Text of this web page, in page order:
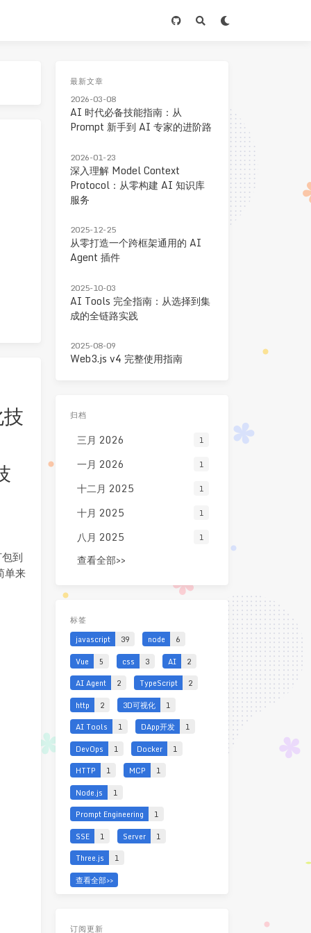
到
单来
最新文章
2026-03-08
AI 时代必备技能指南：从
Prompt 新手到 AI 专家的进阶路
2026-01-23
深入理解 Model Context
Protocol：从零构建 AI 知识库
服务
2025-12-25
从零打造一个跨框架通用的 AI
Agent 插件
2025-10-03
AI Tools 完全指南：从选择到集
成的全链路实践
2025-08-09
Web3.js v4 完整使用指南
归档
三月 2026 1
一月 2026 1
十二月 2025 1
十月 2025 1
八月 2025 1
查看全部>>
标签
javascript
39 node
6
Vue
5 css 3 AI
2
AI Agent
2 TypeScript
2
http
2 3D可视化
1
AI Tools
1 DApp开发
1
DevOps
1 Docker
1
HTTP
1 MCP
1
Node.js
1
Prompt Engineering
1
SSE
1 Server
1
Three.js
1
查看全部>>
订阅更新